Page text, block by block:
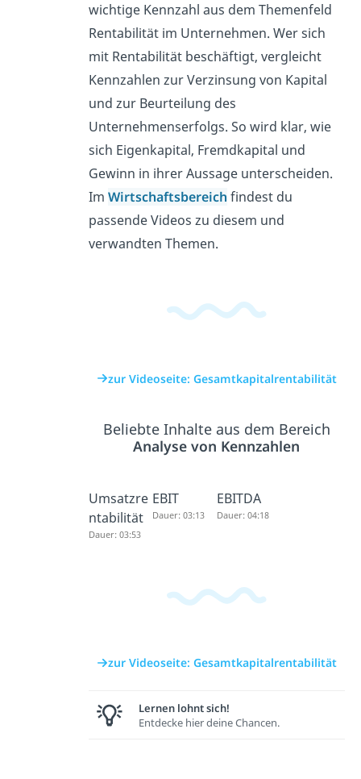
wichtige Kennzahl aus dem Themenfeld
Rentabilität im Unternehmen. Wer sich
mit Rentabilität beschäftigt, vergleicht
Kennzahlen zur Verzinsung von Kapital
und zur Beurteilung des
Unternehmenserfolgs. So wird klar, wie
sich Eigenkapital, Fremdkapital und
Gewinn in ihrer Aussage unterscheiden.
Im Wirtschaftsbereich findest du
passende Videos zu diesem und
verwandten Themen.
zur Videoseite: Gesamtkapitalrentabilität
Beliebte Inhalte aus dem Bereich
Analyse von Kennzahlen
Umsatzre
ntabilität
Dauer: 03:53
EBIT
Dauer: 03:13
EBITDA
Dauer: 04:18
zur Videoseite: Gesamtkapitalrentabilität
Lernen lohnt sich!
Entdecke hier deine Chancen.